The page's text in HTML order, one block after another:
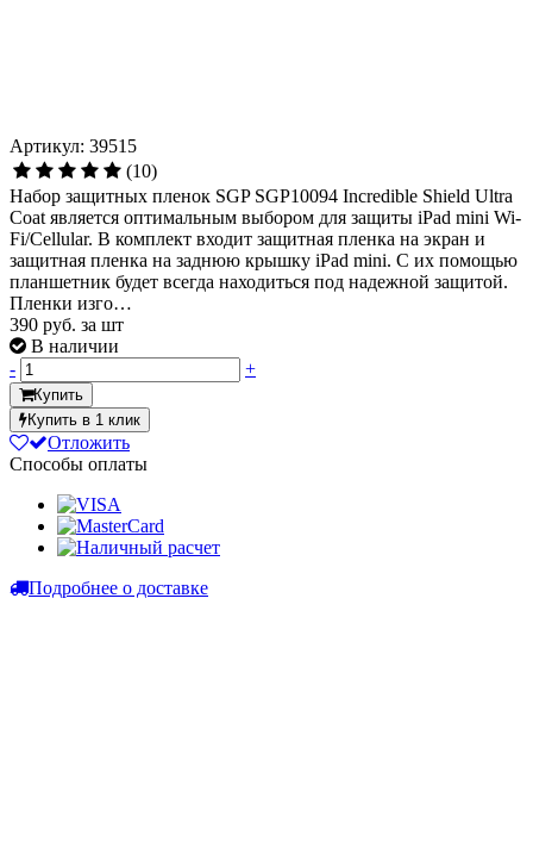
Артикул: 39515
(10)
Набор защитных пленок SGP SGP10094 Incredible Shield Ultra
Coat является оптимальным выбором для защиты iPad mini Wi-
Fi/Cellular. В комплект входит защитная пленка на экран и
защитная пленка на заднюю крышку iPad mini. С их помощью
планшетник будет всегда находиться под надежной защитой.
Пленки изго…
390 руб. за шт
В наличии
-
+
Купить
Купить в 1 клик
Отложить
Способы оплаты
Подробнее о доставке